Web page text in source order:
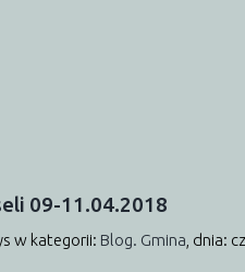
09-11.04.2018
w kategorii: Blog. Gmina dnia: